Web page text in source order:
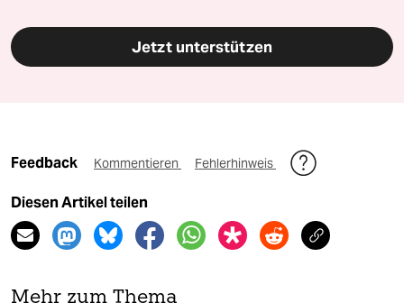
Jetzt unterstützen
Feedback Kommentieren Fehlerhinweis
Diesen Artikel teilen
Mehr zum Thema